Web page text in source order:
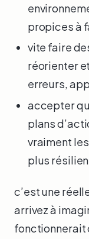
propices à
vite faire
réorienter
erreurs,
accepter
plans
vraiment
plus
c’est une
arrivez à
fonctionnerait